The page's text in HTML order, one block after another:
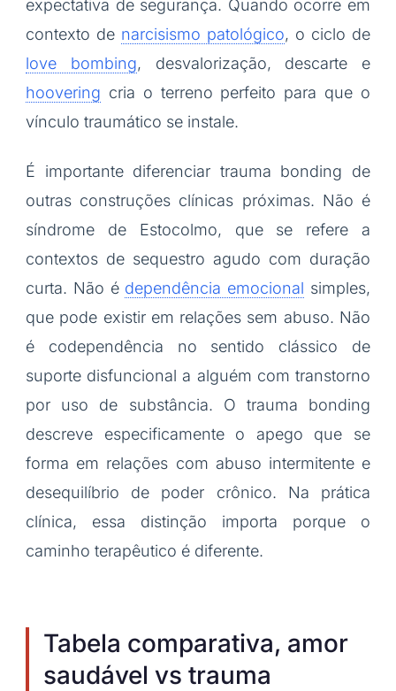
expectativa de segurança. Quando ocorre em
contexto de narcisismo patológico, o ciclo de
love bombing, desvalorização, descarte e
hoovering cria o terreno perfeito para que o
vínculo traumático se instale.
É importante diferenciar trauma bonding de
outras construções clínicas próximas. Não é
síndrome de Estocolmo, que se refere a
contextos de sequestro agudo com duração
curta. Não é dependência emocional simples,
que pode existir em relações sem abuso. Não
é codependência no sentido clássico de
suporte disfuncional a alguém com transtorno
por uso de substância. O trauma bonding
descreve especificamente o apego que se
forma em relações com abuso intermitente e
desequilíbrio de poder crônico. Na prática
clínica, essa distinção importa porque o
caminho terapêutico é diferente.
Tabela comparativa, amor
saudável vs trauma